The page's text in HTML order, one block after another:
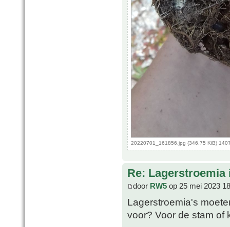
20220701_161856.jpg (346.75 KiB)
Re:
door RW5 op 25 mei 2023
Lagerstroemia's
voor? Voor de stam of